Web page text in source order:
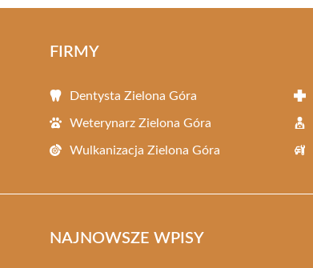
FIRMY
Dentysta Zielona Góra
Weterynarz Zielona Góra
Wulkanizacja Zielona Góra
NAJNOWSZE WPISY